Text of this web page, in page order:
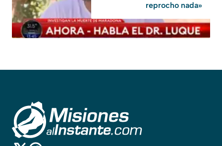
reprocho nada»